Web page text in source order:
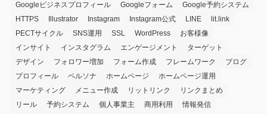
Googleビジネスプロフィール
Googleフォーム
Google予約システム
HTTPS
Illustrator Instagram Instagram公式 LINE
lit.link
PECTサイクル
SNS運用 SSL WordPress
お客様像
インサイト
インスタグラム エンゲージメント
ターゲット
デザイン
フォロワー増加 フォーム作成 フレームワーク
ブログ
プロフィール
ペルソナ ホームページ
ホームページ運用
マーケティング
メニュー作成 リットリンク
リンクまとめ
リール
予約システム 個人事業主 商用利用
情報発信